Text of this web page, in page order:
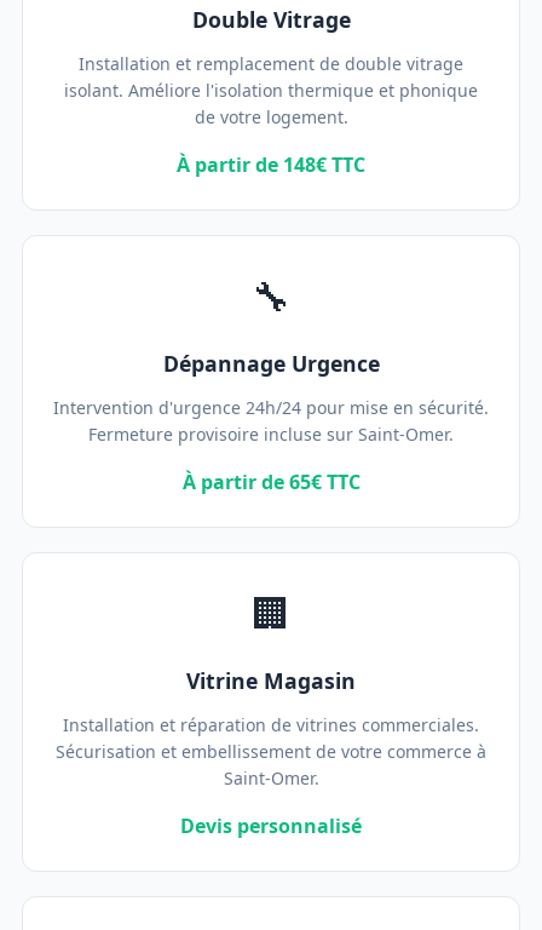
Double Vitrage
Installation et remplacement de double vitrage
isolant. Améliore l'isolation thermique et phonique
de votre logement.
À partir de 148€ TTC
🔧
Dépannage Urgence
Intervention d'urgence 24h/24 pour mise en sécurité.
Fermeture provisoire incluse sur Saint-Omer.
À partir de 65€ TTC
🏢
Vitrine Magasin
Installation et réparation de vitrines commerciales.
Sécurisation et embellissement de votre commerce à
Saint-Omer.
Devis personnalisé